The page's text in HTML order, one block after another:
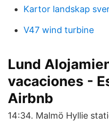
Kartor landskap
V47 wind turbine
Lund
vacaciones -
Airbnb
14:34. Malmö Hyllie